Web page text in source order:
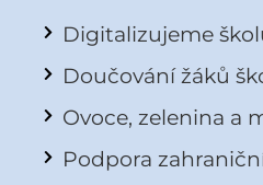
Digitalizujeme
Doučování žáků
Ovoce, zelenina a
Podpora